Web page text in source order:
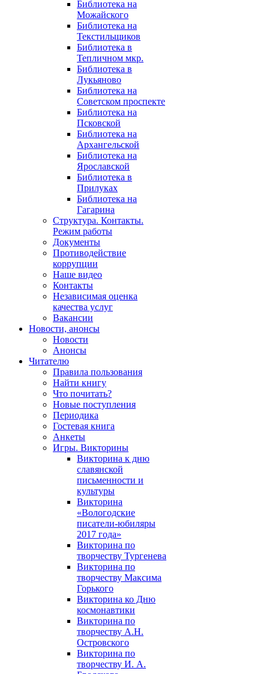
Библиотека на
Можайского
Библиотека на
Текстильщиков
Библиотека в
Тепличном мкр.
Библиотека в
Лукьяново
Библиотека на
Советском проспекте
Библиотека на
Псковской
Библиотека на
Архангельской
Библиотека на
Ярославской
Библиотека в
Прилуках
Библиотека на
Гагарина
Структура. Контакты.
Режим работы
Документы
Противодействие
коррупции
Наше видео
Контакты
Независимая оценка
качества услуг
Вакансии
Новости, анонсы
Новости
Анонсы
Читателю
Правила пользования
Найти книгу
Что почитать?
Новые поступления
Периодика
Гостевая книга
Анкеты
Игры. Викторины
Викторина к дню
славянской
письменности и
культуры
Викторина
«Вологодские
писатели-юбиляры
2017 года»
Викторина по
творчеству Тургенева
Викторина по
творчеству Максима
Горького
Викторина ко Дню
космонавтики
Викторина по
творчеству А.Н.
Островского
Викторина по
творчеству И. А.